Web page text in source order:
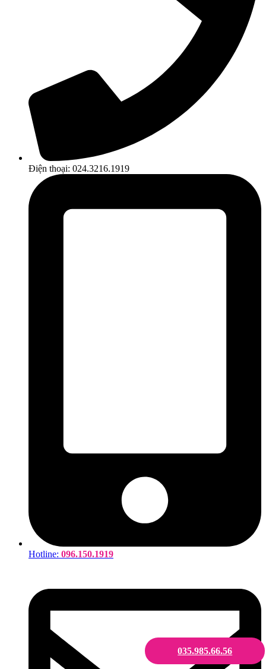
035.985.66.56
Điện thoại: 024.3216.1919
Hotline: 096.150.1919